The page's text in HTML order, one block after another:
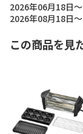
2026年06月18日
2026年08月18日
この商品を見